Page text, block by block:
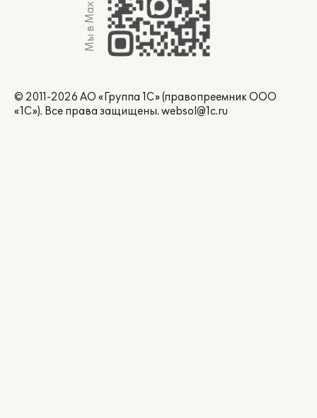
Мы в Max
© 2011-2026 АО «Группа 1С» (правопреемник ООО
«1С»). Все права защищены. websol@1c.ru